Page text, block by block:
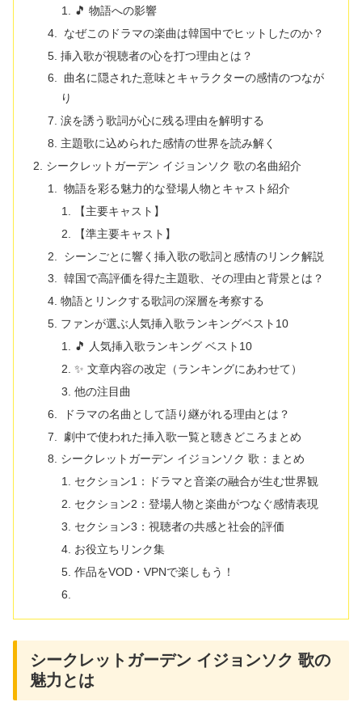
🎵 物語への影響
なぜこのドラマの楽曲は韓国中でヒットしたのか？
挿入歌が視聴者の心を打つ理由とは？
曲名に隠された意味とキャラクターの感情のつなが
り
涙を誘う歌詞が心に残る理由を解明する
主題歌に込められた感情の世界を読み解く
シークレットガーデン イジョンソク 歌の名曲紹介
物語を彩る魅力的な登場人物とキャスト紹介
【主要キャスト】
【準主要キャスト】
シーンごとに響く挿入歌の歌詞と感情のリンク解説
韓国で高評価を得た主題歌、その理由と背景とは？
物語とリンクする歌詞の深層を考察する
ファンが選ぶ人気挿入歌ランキングベスト10
🎵 人気挿入歌ランキング ベスト10
✨ 文章内容の改定（ランキングにあわせて）
他の注目曲
ドラマの名曲として語り継がれる理由とは？
劇中で使われた挿入歌一覧と聴きどころまとめ
シークレットガーデン イジョンソク 歌：まとめ
セクション1：ドラマと音楽の融合が生む世界観
セクション2：登場人物と楽曲がつなぐ感情表現
セクション3：視聴者の共感と社会的評価
お役立ちリンク集
作品をVOD・VPNで楽しもう！
シークレットガーデン イジョンソク 歌の
魅力とは